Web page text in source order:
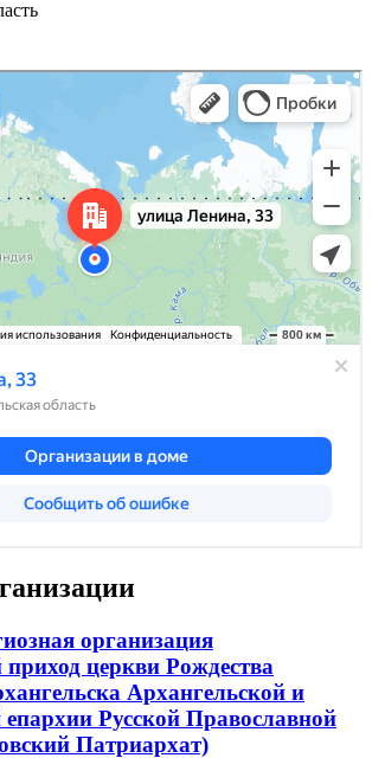
организация
церкви Рождества
Архангельской и
Русской Православной
Патриархат)